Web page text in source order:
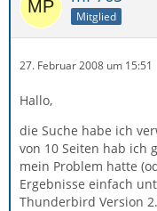
Mitglied
27. Februar 2008 um 15:51
Hallo,
die Suche habe ich
von 10 Seiten hab ich
mein Problem hatte
Ergebnisse einfach
Thunderbird Version